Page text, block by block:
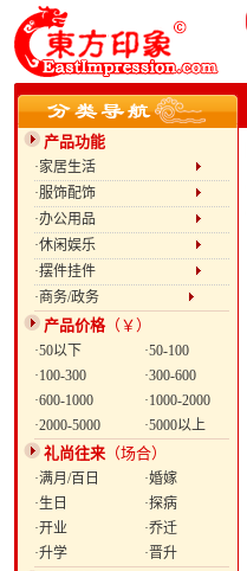
产品功能
·家居生活
·服饰配饰
·办公用品
·休闲娱乐
·摆件挂件
·商务/政务
产品价格（￥）
·50以下
·50-100
·100-300
·300-600
·600-1000
·1000-2000
·2000-5000
·5000以上
礼尚往来 （场合）
·满月/百日
·婚嫁
·生日
·探病
·开业
·乔迁
·升学
·晋升